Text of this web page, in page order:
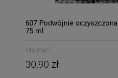
607 Podwójnie
75 ml
Maimeri
30,90 zł